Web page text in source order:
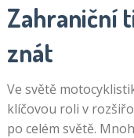
Zahraniční
znát
Ve světě
klíčovou roli v
po celém světě.